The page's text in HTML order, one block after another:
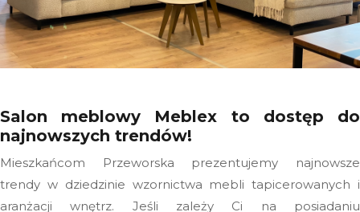
Salon meblowy Meblex to dostęp do
najnowszych trendów!
Mieszkańcom Przeworska prezentujemy najnowsze
trendy w dziedzinie wzornictwa mebli tapicerowanych i
aranżacji wnętrz. Jeśli zależy Ci na posiadaniu